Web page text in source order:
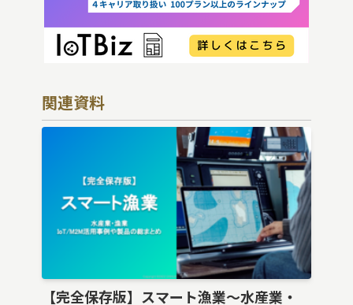
関連資料
【完全保存版】スマート漁業〜水産業・